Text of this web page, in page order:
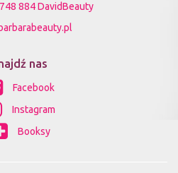
884 DavidBeauty
nas
Facebook
Instagram
Booksy